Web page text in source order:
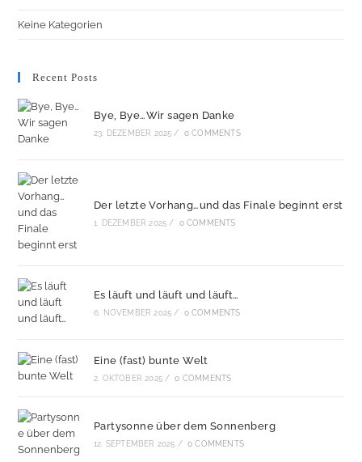
Keine Kategorien
Recent Posts
Bye, Bye…Wir sagen Danke
23. DEZEMBER 2025 / 0 COMMENTS
Der letzte Vorhang…und das Finale beginnt erst
1. DEZEMBER 2025 / 0 COMMENTS
Es läuft und läuft und läuft…
6. NOVEMBER 2025 / 0 COMMENTS
Eine (fast) bunte Welt
2. OKTOBER 2025 / 0 COMMENTS
Partysonne über dem Sonnenberg
12. SEPTEMBER 2025 / 0 COMMENTS